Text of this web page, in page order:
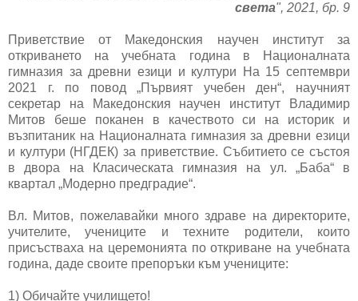
света", 2021, бр. 9
Приветствие от Македонския научен институт за
откриването на учебната година в Националната
гимназия за древни езици и култури На 15 септември
2021 г. по повод „Първият учебен ден“, научният
секретар на Македонския научен институт Владимир
Митов беше поканен в качеството си на историк и
възпитаник на Националната гимназия за древни езици
и култури (НГДЕК) за приветствие. Събитието се състоя
в двора на Класическата гимназия на ул. „Баба“ в
квартал „Модерно предградие“.
Вл. Митов, пожелавайки много здраве на директорите,
учителите, учениците и техните родители, които
присъстваха на церемонията по откриване на учебната
година, даде своите препоръки към учениците:
1) Обичайте училището!